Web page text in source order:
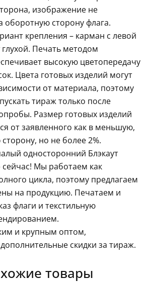
изображение не
оборотную сторону флага.
крепления – карман с левой
Печать методом
высокую цветопередачу
Цвета готовых изделий могут
от материала, поэтому
тираж только после
Размер готовых изделий
от заявленного как в меньшую,
но не более 2%.
односторонний Блэкаут
Мы работаем как
цикла, поэтому предлагаем
на продукцию. Печатаем и
флаги и текстильную
и крупным оптом,
скидки за тираж.
товары